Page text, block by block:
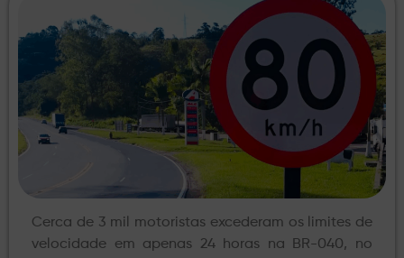
Cerca de 3 mil motoristas excederam os limites de
velocidade em apenas 24 horas na BR-040, no